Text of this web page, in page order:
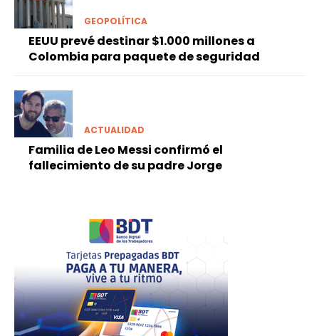
GEOPOLÍTICA
EEUU prevé destinar $1.000 millones a
Colombia para paquete de seguridad
ACTUALIDAD
Familia de Leo Messi confirmó el
fallecimiento de su padre Jorge